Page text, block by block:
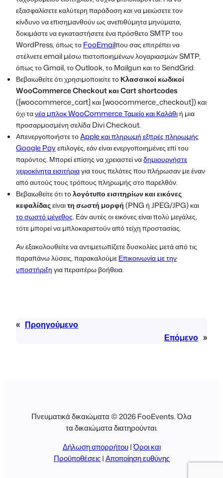
εξασφαλίσετε καλύτερη παράδοση και να μειώσετε τον
κίνδυνο να επισημανθούν ως ανεπιθύμητα μηνύματα,
δοκιμάστε να εγκαταστήσετε ένα πρόσθετο SMTP του
WordPress, όπως τοFooEmailπου σας επιτρέπει να
στέλνετε email μέσω πιστοποιημένων λογαριασμών SMTP,
όπως το Gmail, το Outlook, το Mailgun και το SendGrid.
Βεβαιωθείτε ότι χρησιμοποιείτε τοΚλασσικοί κωδικοί
WooCommerce Checkout και Cart shortcodes
([woocommerce_cart] και [woocommerce_checkout]) και
όχι τανέα μπλοκ WooCommerce Ταμείο και Καλάθιή μια
προσαρμοσμένη σελίδα Divi Checkout.
Απενεργοποιήστε τοApple και πληρωμή εξπρές πληρωμής
Google Payεπιλογές, εάν είναι ενεργοποιημένες επί του
παρόντος. Μπορεί επίσης να χρειαστεί ναδημιουργήστε
χειροκίνητα εισιτήριαγια τους πελάτες που πλήρωσαν με έναν
από αυτούς τους τρόπους πληρωμής στο παρελθόν.
Βεβαιωθείτε ότι τολογότυπο εισιτηρίων και εικόνες
κεφαλίδαςείναιτη σωστή μορφή(PNG ή JPEG/JPG) και
το σωστό μέγεθος. Εάν αυτές οι εικόνες είναι πολύ μεγάλες,
τότε μπορεί να μπλοκαριστούν από τείχη προστασίας.
Αν εξακολουθείτε να αντιμετωπίζετε δυσκολίες μετά από τις
παραπάνω λύσεις, παρακαλούμεΕπικοινωνία με την
υποστήριξηγια περαιτέρω βοήθεια.
« Προηγούμενο
Επόμενο »
Πνευματικά δικαιώματα © 2026 FooEvents. Όλα
τα δικαιώματα διατηρούνται.
Δήλωση απορρήτου|Όροι και
Προϋποθέσεις|Αποποίηση ευθύνης